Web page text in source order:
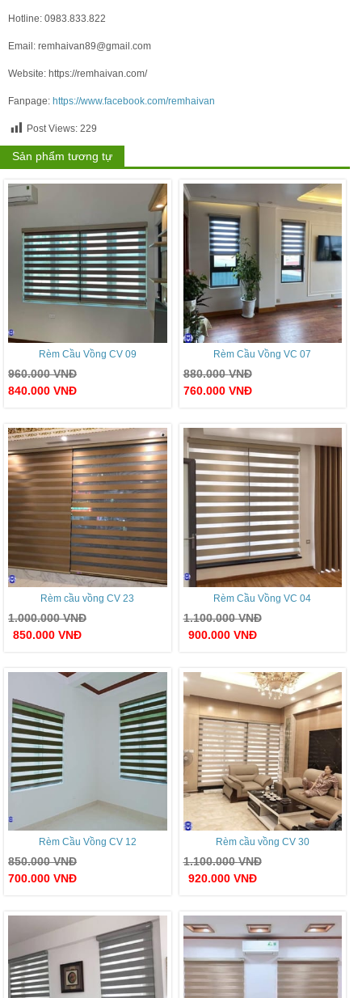
Hotline: 0983.833.822
Email: remhaivan89@gmail.com
Website: https://remhaivan.com/
Fanpage: https://www.facebook.com/remhaivan
Post Views: 229
Sản phẩm tương tự
Rèm Cầu Vồng CV 09
960.000VNĐ
840.000 VNĐ
Rèm Cầu Vồng VC 07
880.000VNĐ
760.000 VNĐ
Rèm cầu vồng CV 23
1.000.000VNĐ
850.000 VNĐ
Rèm Cầu Vồng VC 04
1.100.000VNĐ
900.000 VNĐ
Rèm Cầu Vồng CV 12
850.000VNĐ
700.000 VNĐ
Rèm cầu vồng CV 30
1.100.000VNĐ
920.000 VNĐ